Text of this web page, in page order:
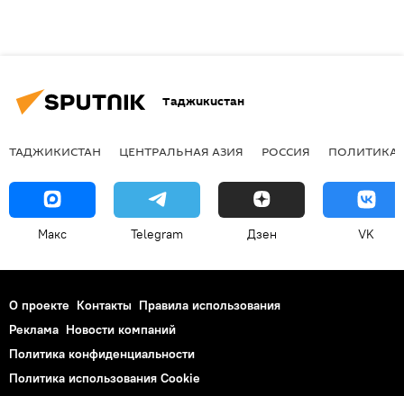
Таджикистан
ТАДЖИКИСТАН ЦЕНТРАЛЬНАЯ АЗИЯ РОССИЯ ПОЛИТИКА
Макс Telegram Дзен VK
О проекте Контакты Правила использования
Реклама Новости компаний
Политика конфиденциальности
Политика использования Cookie